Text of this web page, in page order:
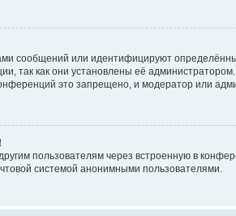
сообщений или идентифицируют
так как они установлены её
это запрещено, и модератор или
пользователям через встроенную в
системой анонимными пользователями.